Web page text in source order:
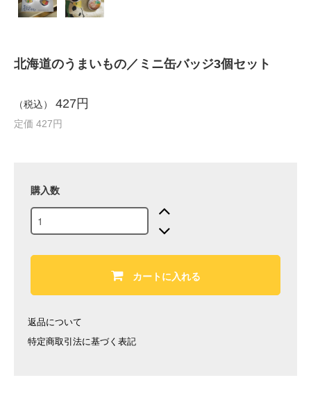
北海道のうまいもの／ミニ缶バッジ3個セット
（税込） 427円
定価 427円
購入数
カートに入れる
返品について
特定商取引法に基づく表記